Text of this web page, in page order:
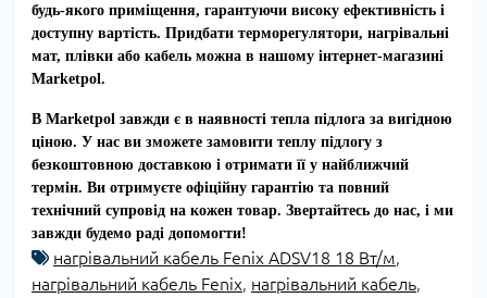
будь-якого приміщення, гарантуючи високу ефективність і
доступну вартість. Придбати терморегулятори, нагрівальні
мат, плівки або кабель можна в нашому інтернет-магазині
Marketpol.
В Marketpol завжди є в наявності тепла підлога за вигідною
ціною. У нас ви зможете замовити теплу підлогу з
безкоштовною доставкою і отримати її у найближчий
термін. Ви отримуєте офіційну гарантію та повний
технічний супровід на кожен товар. Звертайтесь до нас, і ми
завжди будемо раді допомогти!
нагрівальний кабель Fenix ADSV18 18 Вт/м
нагрівальний кабель Fenix нагрівальний кабель